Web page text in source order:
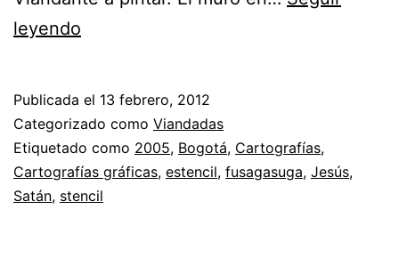
leyendo
Publicada el 13 febrero, 2012
Categorizado como Viandadas
Etiquetado como 2005, Bogotá, Cartografías,
Cartografías gráficas, estencil, fusagasuga, Jesús,
Satán, stencil